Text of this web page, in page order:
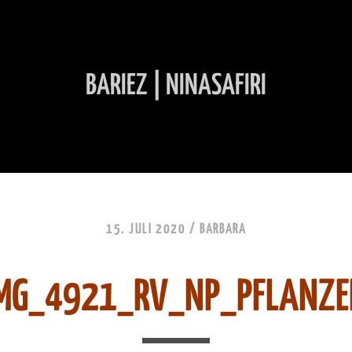
15. JULI 2020 / BARBARA
BARIEZ | NINASAFIRI